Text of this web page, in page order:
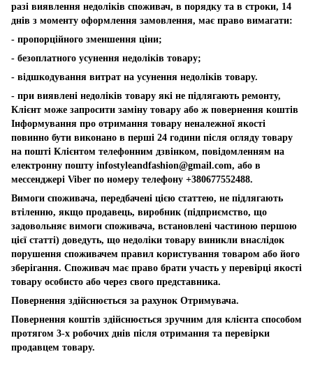
разі виявлення недоліків споживач, в порядку та в строки, 14
днів з моменту оформлення замовлення, має право вимагати:
- пропорційного зменшення ціни;
- безоплатного усунення недоліків товару;
- відшкодування витрат на усунення недоліків товару.
- при виявлені недоліків товару які не підлягають ремонту,
Клієнт може запросити заміну товару або ж повернення коштів
Інформування про отримання товару неналежної якості
повинно бути виконано в перші 24 години після огляду товару
на пошті Клієнтом телефонним дзвінком, повідомленням на
електронну пошту infostyleandfashion@gmail.com, або в
мессенджері Viber по номеру телефону +380677552488.
Вимоги споживача, передбачені цією статтею, не підлягають
втіленню, якщо продавець, виробник (підприємство, що
задовольняє вимоги споживача, встановлені частиною першою
цієї статті) доведуть, що недоліки товару виникли внаслідок
порушення споживачем правил користування товаром або його
зберігання. Споживач має право брати участь у перевірці якості
товару особисто або через свого представника.
Повернення здійснюється за рахунок Отримувача.
Повернення коштів здійснюється зручним для клієнта способом
протягом 3-х робочих днів після отримання та перевірки
продавцем товару.